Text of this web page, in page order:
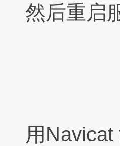
然后重启
用